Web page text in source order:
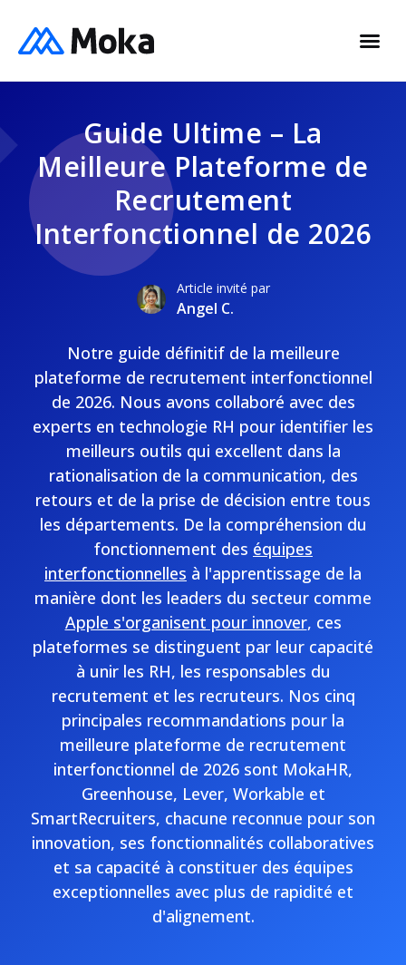
Guide Ultime – La
Meilleure Plateforme de
Recrutement
Interfonctionnel de 2026
Article invité par
Angel C.
Notre guide définitif de la meilleure
plateforme de recrutement interfonctionnel
de 2026. Nous avons collaboré avec des
experts en technologie RH pour identifier les
meilleurs outils qui excellent dans la
rationalisation de la communication, des
retours et de la prise de décision entre tous
les départements. De la compréhension du
fonctionnement des équipes
interfonctionnelles à l'apprentissage de la
manière dont les leaders du secteur comme
Apple s'organisent pour innover, ces
plateformes se distinguent par leur capacité
à unir les RH, les responsables du
recrutement et les recruteurs. Nos cinq
principales recommandations pour la
meilleure plateforme de recrutement
interfonctionnel de 2026 sont MokaHR,
Greenhouse, Lever, Workable et
SmartRecruiters, chacune reconnue pour son
innovation, ses fonctionnalités collaboratives
et sa capacité à constituer des équipes
exceptionnelles avec plus de rapidité et
d'alignement.